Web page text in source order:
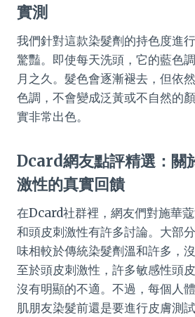
實測
我們針對這款染髮劑的持色度進
驚豔。即使每天洗頭，它的藍色
月之久。髮色會逐漸褪去，但依
色調，不會變成泛黃或不自然的
實非常出色。
Dcard網友點評精選：關
激性的真實回饋
在Dcard社群裡，網友們對施華
和頭皮刺激性有許多討論。大部
味相較於傳統染髮劑溫和許多，
至於頭皮刺激性，許多敏感性頭
沒有明顯的不適。不過，每個人
肌朋友染髮前還是要進行皮膚測